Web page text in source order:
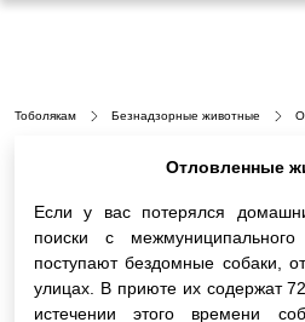
Тоболякам Безнадзорные животные
Отловленные
Если у вас потерялся
поиски с
поступают бездомные собаки,
улицах. В приюте их содержат
истечении этого времени